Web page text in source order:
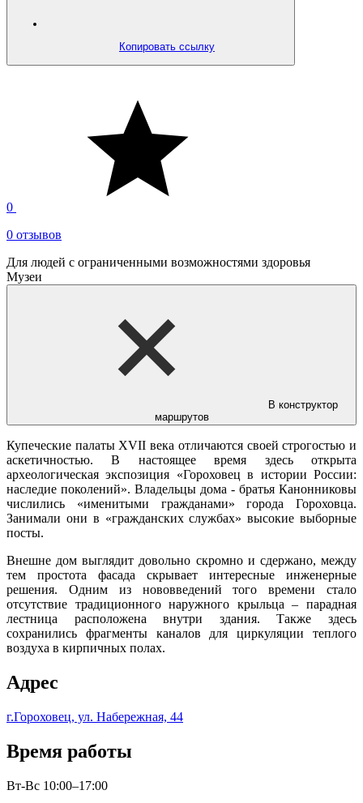
Копировать ссылку
0
0 отзывов
Для людей с ограниченными возможностями здоровья
Музеи
В конструктор
маршрутов
Купеческие палаты XVII века отличаются своей строгостью и
аскетичностью. В настоящее время здесь открыта
археологическая экспозиция «Гороховец в истории России:
наследие поколений». Владельцы дома - братья Канонниковы
числились «именитыми гражданами» города Гороховца.
Занимали они в «гражданских службах» высокие выборные
посты.
Внешне дом выглядит довольно скромно и сдержано, между
тем простота фасада скрывает интересные инженерные
решения. Одним из нововведений того времени стало
отсутствие традиционного наружного крыльца – парадная
лестница расположена внутри здания. Также здесь
сохранились фрагменты каналов для циркуляции теплого
воздуха в кирпичных полах.
Адрес
г.Гороховец, ул. Набережная, 44
Время работы
Вт-Вс 10:00–17:00